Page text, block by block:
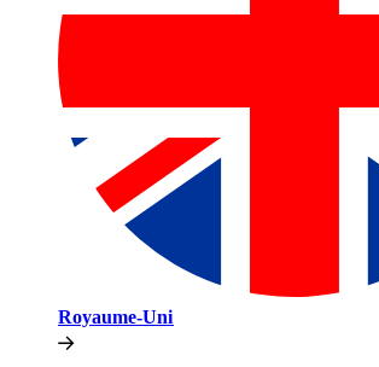
Royaume-Uni​​